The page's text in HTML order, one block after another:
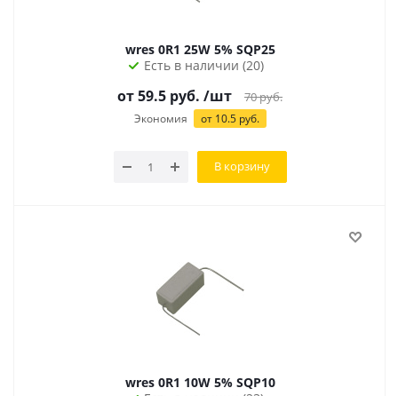
wres 0R1 25W 5% SQP25
Есть в наличии (20)
от 59.5 руб. /шт 70руб.
Экономия от 10.5 руб.
В корзину
wres 0R1 10W 5% SQP10